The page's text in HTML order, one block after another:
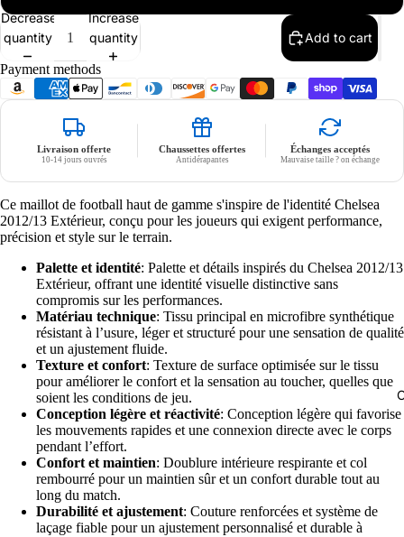
Decrease
quantity
Increase
quantity
Add to cart
Payment methods
Livraison offerte
10-14 jours ouvrés
Chaussettes offertes
Antidérapantes
Échanges acceptés
Mauvaise taille ? on échange
Ce maillot de football haut de gamme s'inspire de l'identité Chelsea
2012/13 Extérieur, conçu pour les joueurs qui exigent performance,
précision et style sur le terrain.
Palette et identité: Palette et détails inspirés du Chelsea 2012/13
Extérieur, offrant une identité visuelle distinctive sans
compromis sur les performances.
Matériau technique: Tissu principal en microfibre synthétique
résistant à l’usure, léger et structuré pour une sensation de qualité
et un ajustement fluide.
Texture et confort: Texture de surface optimisée sur le tissu
pour améliorer le confort et la sensation au toucher, quelles que
soient les conditions de jeu.
Conception légère et réactivité: Conception légère qui favorise
les mouvements rapides et une connexion directe avec le corps
pendant l’effort.
Confort et maintien: Doublure intérieure respirante et col
rembourré pour un maintien sûr et un confort durable tout au
long du match.
Durabilité et ajustement: Couture renforcées et système de
laçage fiable pour un ajustement personnalisé et durable à